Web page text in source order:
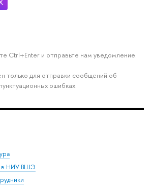
Ctrl+Enter и отправьте нам уведомление.
только для отправки сообщений об
ошибках.
в НИУ ВШЭ